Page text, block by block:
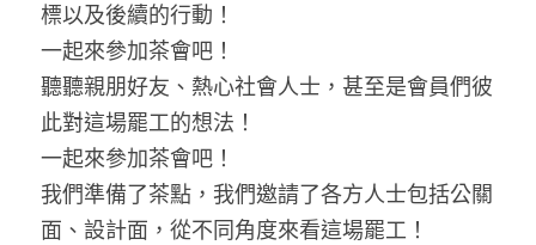
標以及後續的行動！
一起來參加茶會吧！
聽聽親朋好友、熱心社會人士，甚至是會員們彼
此對這場罷工的想法！
一起來參加茶會吧！
我們準備了茶點，我們邀請了各方人士包括公關
面、設計面，從不同角度來看這場罷工！